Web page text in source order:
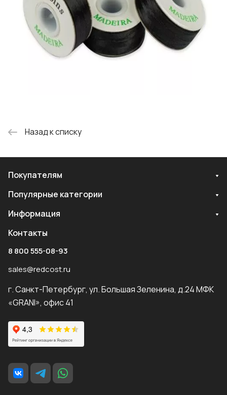
Назад к списку
Покупателям
Популярные категории
Информация
Контакты
8 800 555-08-93
sales@redcost.ru
г. Санкт-Петербург, ул. Большая Зеленина, д.24 МФК
«GRANI», офис 41